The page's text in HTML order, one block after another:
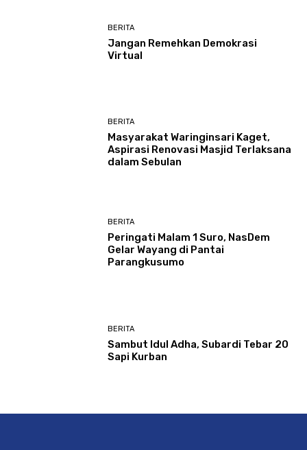
BERITA
Jangan Remehkan Demokrasi
Virtual
BERITA
Masyarakat Waringinsari Kaget,
Aspirasi Renovasi Masjid Terlaksana
dalam Sebulan
BERITA
Peringati Malam 1 Suro, NasDem
Gelar Wayang di Pantai
Parangkusumo
BERITA
Sambut Idul Adha, Subardi Tebar 20
Sapi Kurban